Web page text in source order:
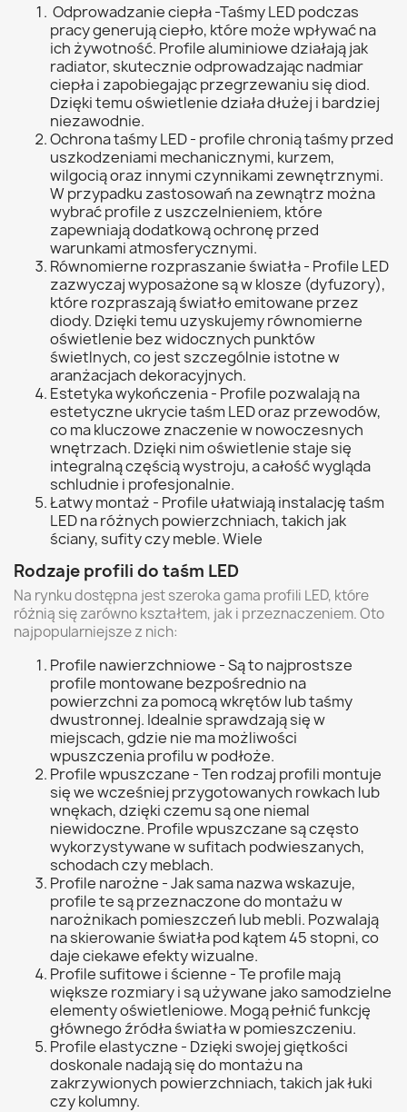
Odprowadzanie ciepła -Taśmy LED podczas
pracy generują ciepło, które może wpływać na
ich żywotność. Profile aluminiowe działają jak
radiator, skutecznie odprowadzając nadmiar
ciepła i zapobiegając przegrzewaniu się diod.
Dzięki temu oświetlenie działa dłużej i bardziej
niezawodnie.
Ochrona taśmy LED - profile chronią taśmy przed
uszkodzeniami mechanicznymi, kurzem,
wilgocią oraz innymi czynnikami zewnętrznymi.
W przypadku zastosowań na zewnątrz można
wybrać profile z uszczelnieniem, które
zapewniają dodatkową ochronę przed
warunkami atmosferycznymi.
Równomierne rozpraszanie światła - Profile LED
zazwyczaj wyposażone są w klosze (dyfuzory),
które rozpraszają światło emitowane przez
diody. Dzięki temu uzyskujemy równomierne
oświetlenie bez widocznych punktów
świetlnych, co jest szczególnie istotne w
aranżacjach dekoracyjnych.
Estetyka wykończenia - Profile pozwalają na
estetyczne ukrycie taśm LED oraz przewodów,
co ma kluczowe znaczenie w nowoczesnych
wnętrzach. Dzięki nim oświetlenie staje się
integralną częścią wystroju, a całość wygląda
schludnie i profesjonalnie.
Łatwy montaż - Profile ułatwiają instalację taśm
LED na różnych powierzchniach, takich jak
ściany, sufity czy meble. Wiele
Rodzaje profili do taśm LED
Na rynku dostępna jest szeroka gama profili LED, które
różnią się zarówno kształtem, jak i przeznaczeniem. Oto
najpopularniejsze z nich:
Profile nawierzchniowe - Są to najprostsze
profile montowane bezpośrednio na
powierzchni za pomocą wkrętów lub taśmy
dwustronnej. Idealnie sprawdzają się w
miejscach, gdzie nie ma możliwości
wpuszczenia profilu w podłoże.
Profile wpuszczane - Ten rodzaj profili montuje
się we wcześniej przygotowanych rowkach lub
wnękach, dzięki czemu są one niemal
niewidoczne. Profile wpuszczane są często
wykorzystywane w sufitach podwieszanych,
schodach czy meblach.
Profile narożne - Jak sama nazwa wskazuje,
profile te są przeznaczone do montażu w
narożnikach pomieszczeń lub mebli. Pozwalają
na skierowanie światła pod kątem 45 stopni, co
daje ciekawe efekty wizualne.
Profile sufitowe i ścienne - Te profile mają
większe rozmiary i są używane jako samodzielne
elementy oświetleniowe. Mogą pełnić funkcję
głównego źródła światła w pomieszczeniu.
Profile elastyczne - Dzięki swojej giętkości
doskonale nadają się do montażu na
zakrzywionych powierzchniach, takich jak łuki
czy kolumny.